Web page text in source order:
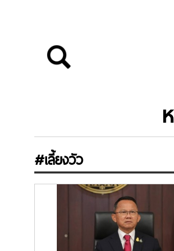
#เลี้ยงวัว